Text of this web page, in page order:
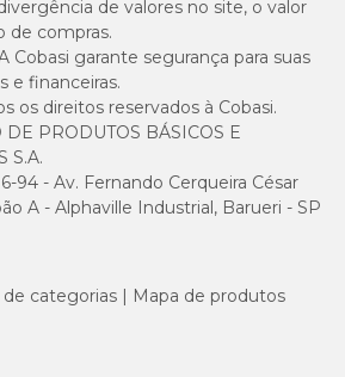
de valores no site, o valor
de compras.
Cobasi garante segurança para suas
e financeiras.
os direitos reservados à Cobasi.
PRODUTOS BÁSICOS E
S.A.
94 - Av. Fernando Cerqueira César
A - Alphaville Industrial, Barueri - SP
de categorias Mapa de produtos